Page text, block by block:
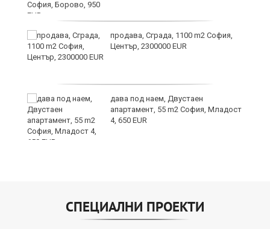
продава, Сграда, 1100 m2 София,
Център, 2300000 EUR
дава под наем, Двустаен
апартамент, 55 m2 София, Младост
4, 650 EUR
СПЕЦИАЛНИ ПРОЕКТИ